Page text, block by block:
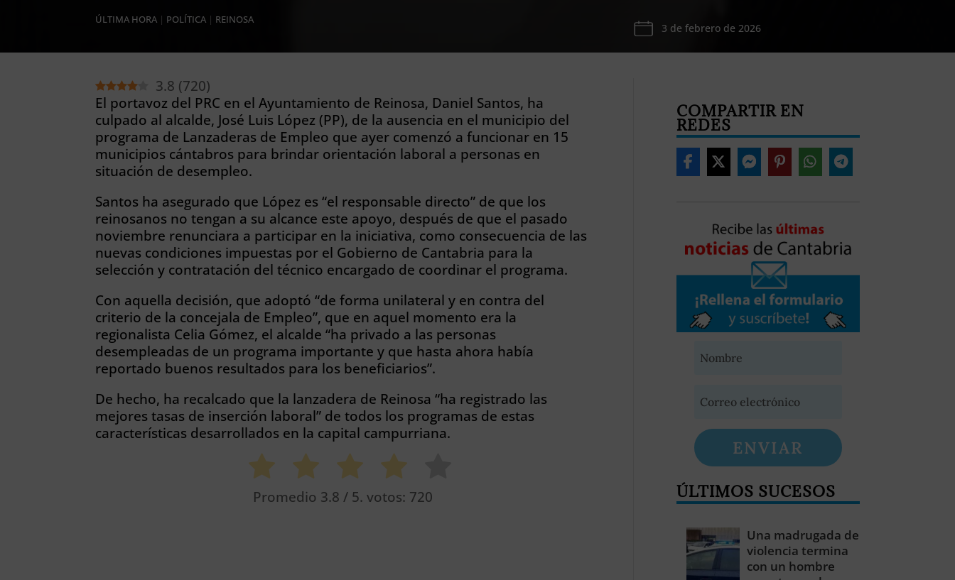
ÚLTIMA HORA | POLÍTICA | REINOSA
3 de febrero de 2026
3.8 (720)
El portavoz del PRC en el Ayuntamiento de Reinosa, Daniel Santos, ha
culpado al alcalde, José Luis López (PP), de la ausencia en el municipio del
programa de Lanzaderas de Empleo que ayer comenzó a funcionar en 15
municipios cántabros para brindar orientación laboral a personas en
situación de desempleo.
Santos ha asegurado que López es “el responsable directo” de que los
reinosanos no tengan a su alcance este apoyo, después de que el pasado
noviembre renunciara a participar en la iniciativa, como consecuencia de las
nuevas condiciones impuestas por el Gobierno de Cantabria para la
selección y contratación del técnico encargado de coordinar el programa.
Con aquella decisión, que adoptó “de forma unilateral y en contra del
criterio de la concejala de Empleo”, que en aquel momento era la
regionalista Celia Gómez, el alcalde “ha privado a las personas
desempleadas de un programa importante y que hasta ahora había
reportado buenos resultados para los beneficiarios”.
De hecho, ha recalcado que la lanzadera de Reinosa “ha registrado las
mejores tasas de inserción laboral” de todos los programas de estas
características desarrollados en la capital campurriana.
Promedio 3.8 / 5. votos: 720
COMPARTIR EN
REDES
ENVIAR
ÚLTIMOS SUCESOS
Una madrugada de
violencia termina
con un hombre